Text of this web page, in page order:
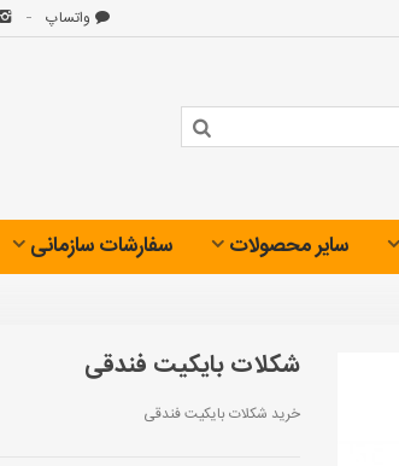
واتساپ
سایر محصولات سفارشات سازمانی
شکلات بایکیت فندقی
خرید شکلات بایکیت فندقی